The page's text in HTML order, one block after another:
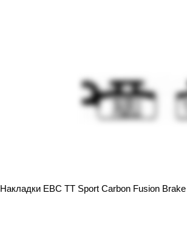
Накладки EBC TT Sport Carbon Fusion